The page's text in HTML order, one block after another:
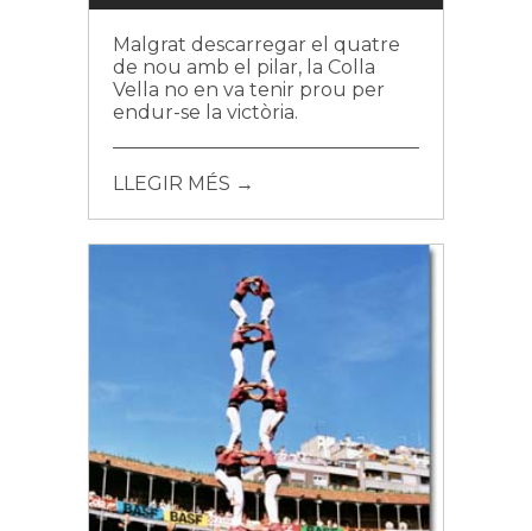
Malgrat descarregar el quatre
de nou amb el pilar, la Colla
Vella no en va tenir prou per
endur-se la victòria.
LLEGIR MÉS →